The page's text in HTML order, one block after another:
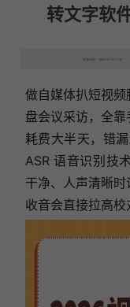
转文字软
发布日期：2026-07-08 11:30
做自媒体扒短视
盘会议采访，全
耗费大半天，错
ASR 语音识别技
干净、人声清晰
收音会直接拉高校